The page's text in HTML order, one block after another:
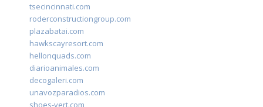
tsecincinnati.com
roderconstructiongroup.com
plazabatai.com
hawkscayresort.com
hellonquads.com
diarioanimales.com
decogaleri.com
unavozparadios.com
shoes-vert.com